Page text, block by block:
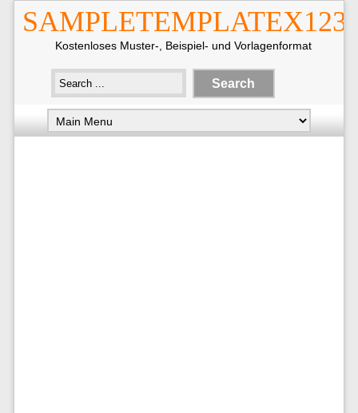
Kostenloses Muster-, Beispiel- und Vorlagenformat